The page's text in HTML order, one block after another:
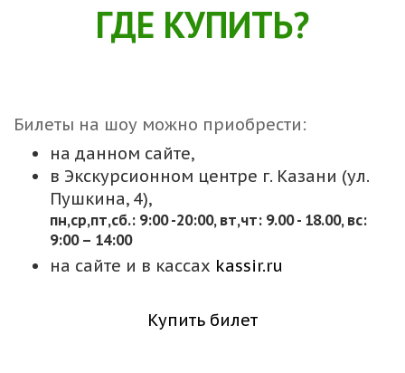
ГДЕ КУПИТЬ?
Билеты на шоу можно приобрести:
на данном сайте,
в Экскурсионном центре г. Казани (ул.
Пушкина, 4),
пн,cр,пт,сб.: 9:00 -20:00, вт,чт: 9.00 - 18.00, вс:
9:00 – 14:00
на сайте и в кассах kassir.ru
Купить билет